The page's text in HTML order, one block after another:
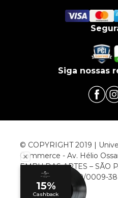
Siga nossas
© COPYRIGHT 2019 |
Commerce - Av. Hélio
EMBU DAS ARTES – SÃO
CNPJ: 00.952.789/0009-38